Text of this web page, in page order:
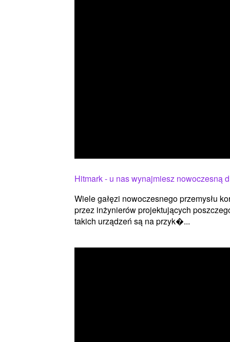
Hitmark - u nas wynajmiesz nowoczesną
Wiele gałęzi nowoczesnego przemysłu
przez inżynierów projektujących
takich urządzeń są na przyk�...